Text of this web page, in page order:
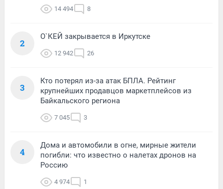
14 494 8
2
О`КЕЙ закрывается в Иркутске
12 942 26
3
Кто потерял из-за атак БПЛА. Рейтинг
крупнейших продавцов маркетплейсов из
Байкальского региона
7 045 3
4
Дома и автомобили в огне, мирные жители
погибли: что известно о налетах дронов на
Россию
4 974 1